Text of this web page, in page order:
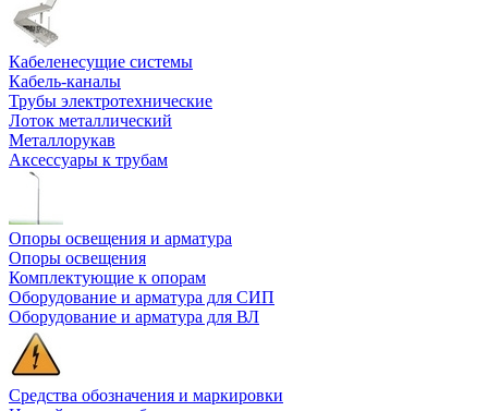
Кабеленесущие системы
Кабель-каналы
Трубы электротехнические
Лоток металлический
Металлорукав
Аксессуары к трубам
Опоры освещения и арматура
Опоры освещения
Комплектующие к опорам
Оборудование и арматура для СИП
Оборудование и арматура для ВЛ
Средства обозначения и маркировки